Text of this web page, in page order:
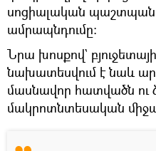
սոցիալական
ամրապնդումը։
Նրա խոսքով`
նախատեսվում է նաև
մասնավոր հատվածն ու
մակրոտնտեսական